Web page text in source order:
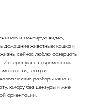
и монтирую видео,
домашние животные: кошка и
сейчас люблю созерцать
Интересуюсь современным
театр и
разборы кино и
юмору без цензуры и мне
ориентации.